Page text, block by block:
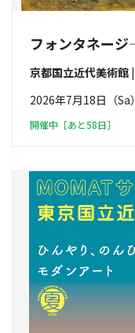
フォンタネー
京都国立近代美術館
2026年7月18日（Sa
開催中［あと58日］